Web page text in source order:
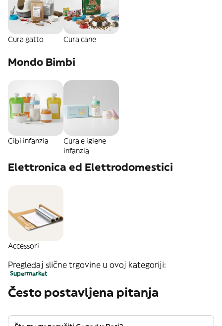
Cura gatto Cura cane
Mondo Bimbi
Cibi infanzia
Cura e igiene
infanzia
Elettronica ed Elettrodomestici
Accessori
Pregledaj slične trgovine u ovoj kategoriji:
Supermarket
Često postavljena pitanja